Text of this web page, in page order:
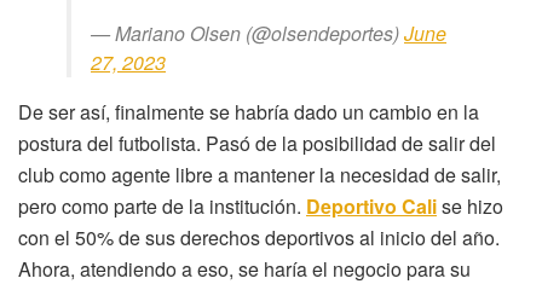
— Mariano Olsen (@olsendeportes)June
27, 2023
De ser así, finalmente se habría dado un cambio en la
postura del futbolista. Pasó de la posibilidad de salir del
club como agente libre a mantener la necesidad de salir,
pero como parte de la institución. Deportivo Calise hizo
con el 50% de sus derechos deportivos al inicio del año.
Ahora, atendiendo a eso, se haría el negocio para su